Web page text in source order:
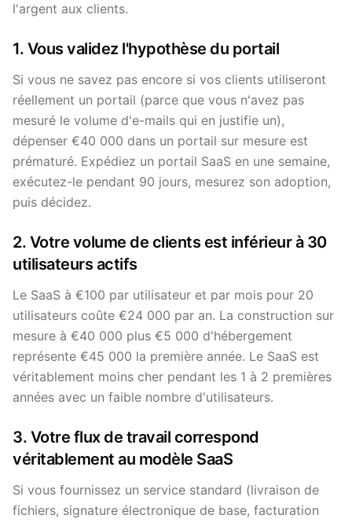
l'argent aux clients.
1. Vous validez l'hypothèse du portail
Si vous ne savez pas encore si vos clients utiliseront
réellement un portail (parce que vous n'avez pas
mesuré le volume d'e-mails qui en justifie un),
dépenser €40 000 dans un portail sur mesure est
prématuré. Expédiez un portail SaaS en une semaine,
exécutez-le pendant 90 jours, mesurez son adoption,
puis décidez.
2. Votre volume de clients est inférieur à 30
utilisateurs actifs
Le SaaS à €100 par utilisateur et par mois pour 20
utilisateurs coûte €24 000 par an. La construction sur
mesure à €40 000 plus €5 000 d'hébergement
représente €45 000 la première année. Le SaaS est
véritablement moins cher pendant les 1 à 2 premières
années avec un faible nombre d'utilisateurs.
3. Votre flux de travail correspond
véritablement au modèle SaaS
Si vous fournissez un service standard (livraison de
fichiers, signature électronique de base, facturation